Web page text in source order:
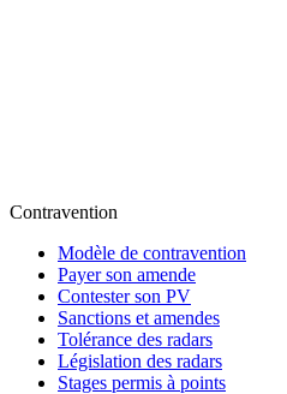
Contravention
Modèle de contravention
Payer son amende
Contester son PV
Sanctions et amendes
Tolérance des radars
Législation des radars
Stages permis à points